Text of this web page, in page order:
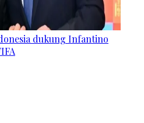
dukung Infantino